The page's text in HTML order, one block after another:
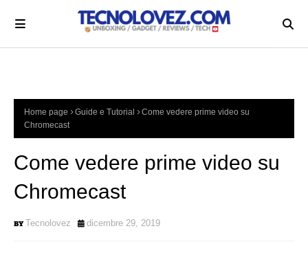
Home page Guide e Tutorial
Come vedere prime video su
Chromecast
Come vedere prime video su
Chromecast
Tecnolovez dicembre 29, 2019